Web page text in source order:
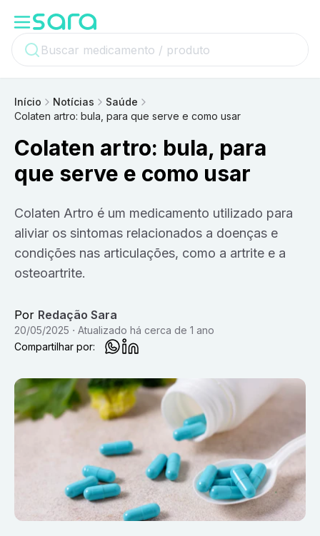
Início Notícias
Saúde
Colaten artro: bula, para que serve e como usar
Colaten artro: bula, para
que serve e como usar
Colaten Artro é um medicamento utilizado para
aliviar os sintomas relacionados a doenças e
condições nas articulações, como a artrite e a
osteoartrite.
Por Redação Sara
20/05/2025 Atualizado há cerca de 1 ano
Compartilhar por: